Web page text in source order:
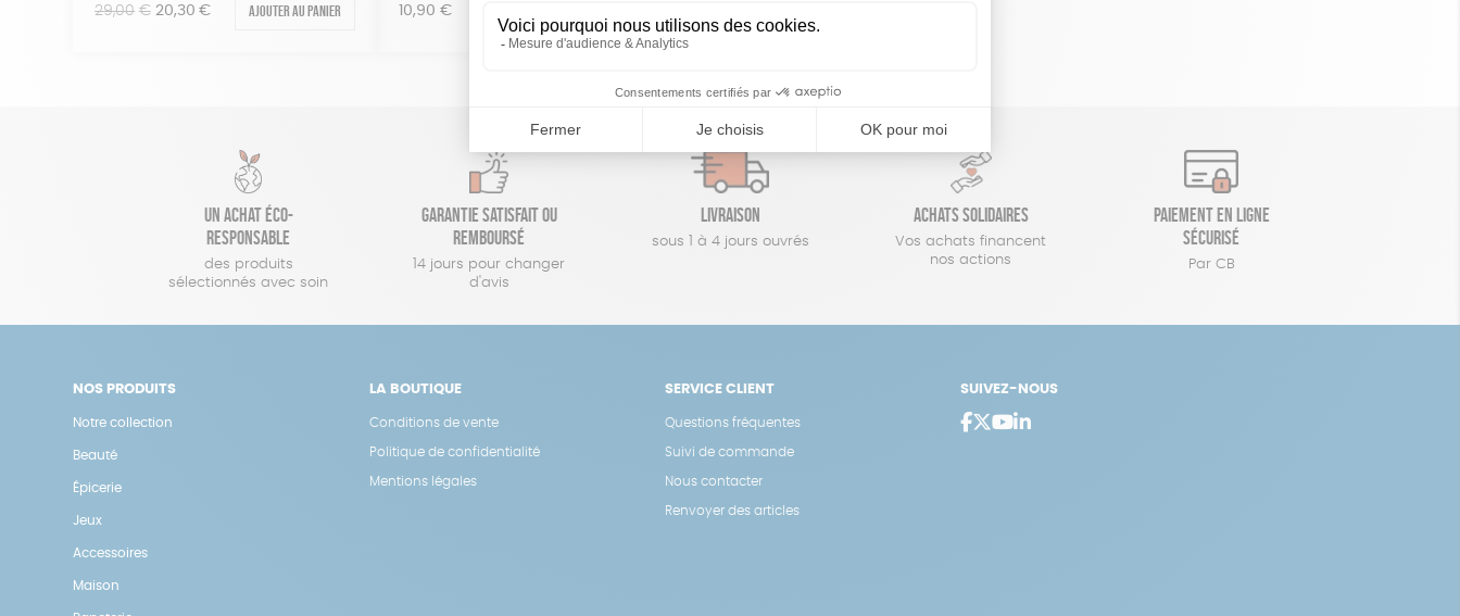
29,00 € Le
20,30 €Le
Ajouter au panier 10,90 €
Un achat éco-
responsable
des produits
sélectionnés avec soin
Garantie satisfait ou
remboursé
14 jours pour changer
d'avis
Livraison
sous 1 à 4 jours ouvrés
Achats solidaires
Vos achats financent
nos actions
Paiement en ligne
sécurisé
Par CB
NOS PRODUITS
Notre collection
Beauté
Épicerie
Jeux
Accessoires
Maison
LA BOUTIQUE
Conditions de vente
Politique de confidentialité
Mentions légales
SERVICE CLIENT
Questions fréquentes
Suivi de commande
Nous contacter
Renvoyer des articles
SUIVEZ-NOUS